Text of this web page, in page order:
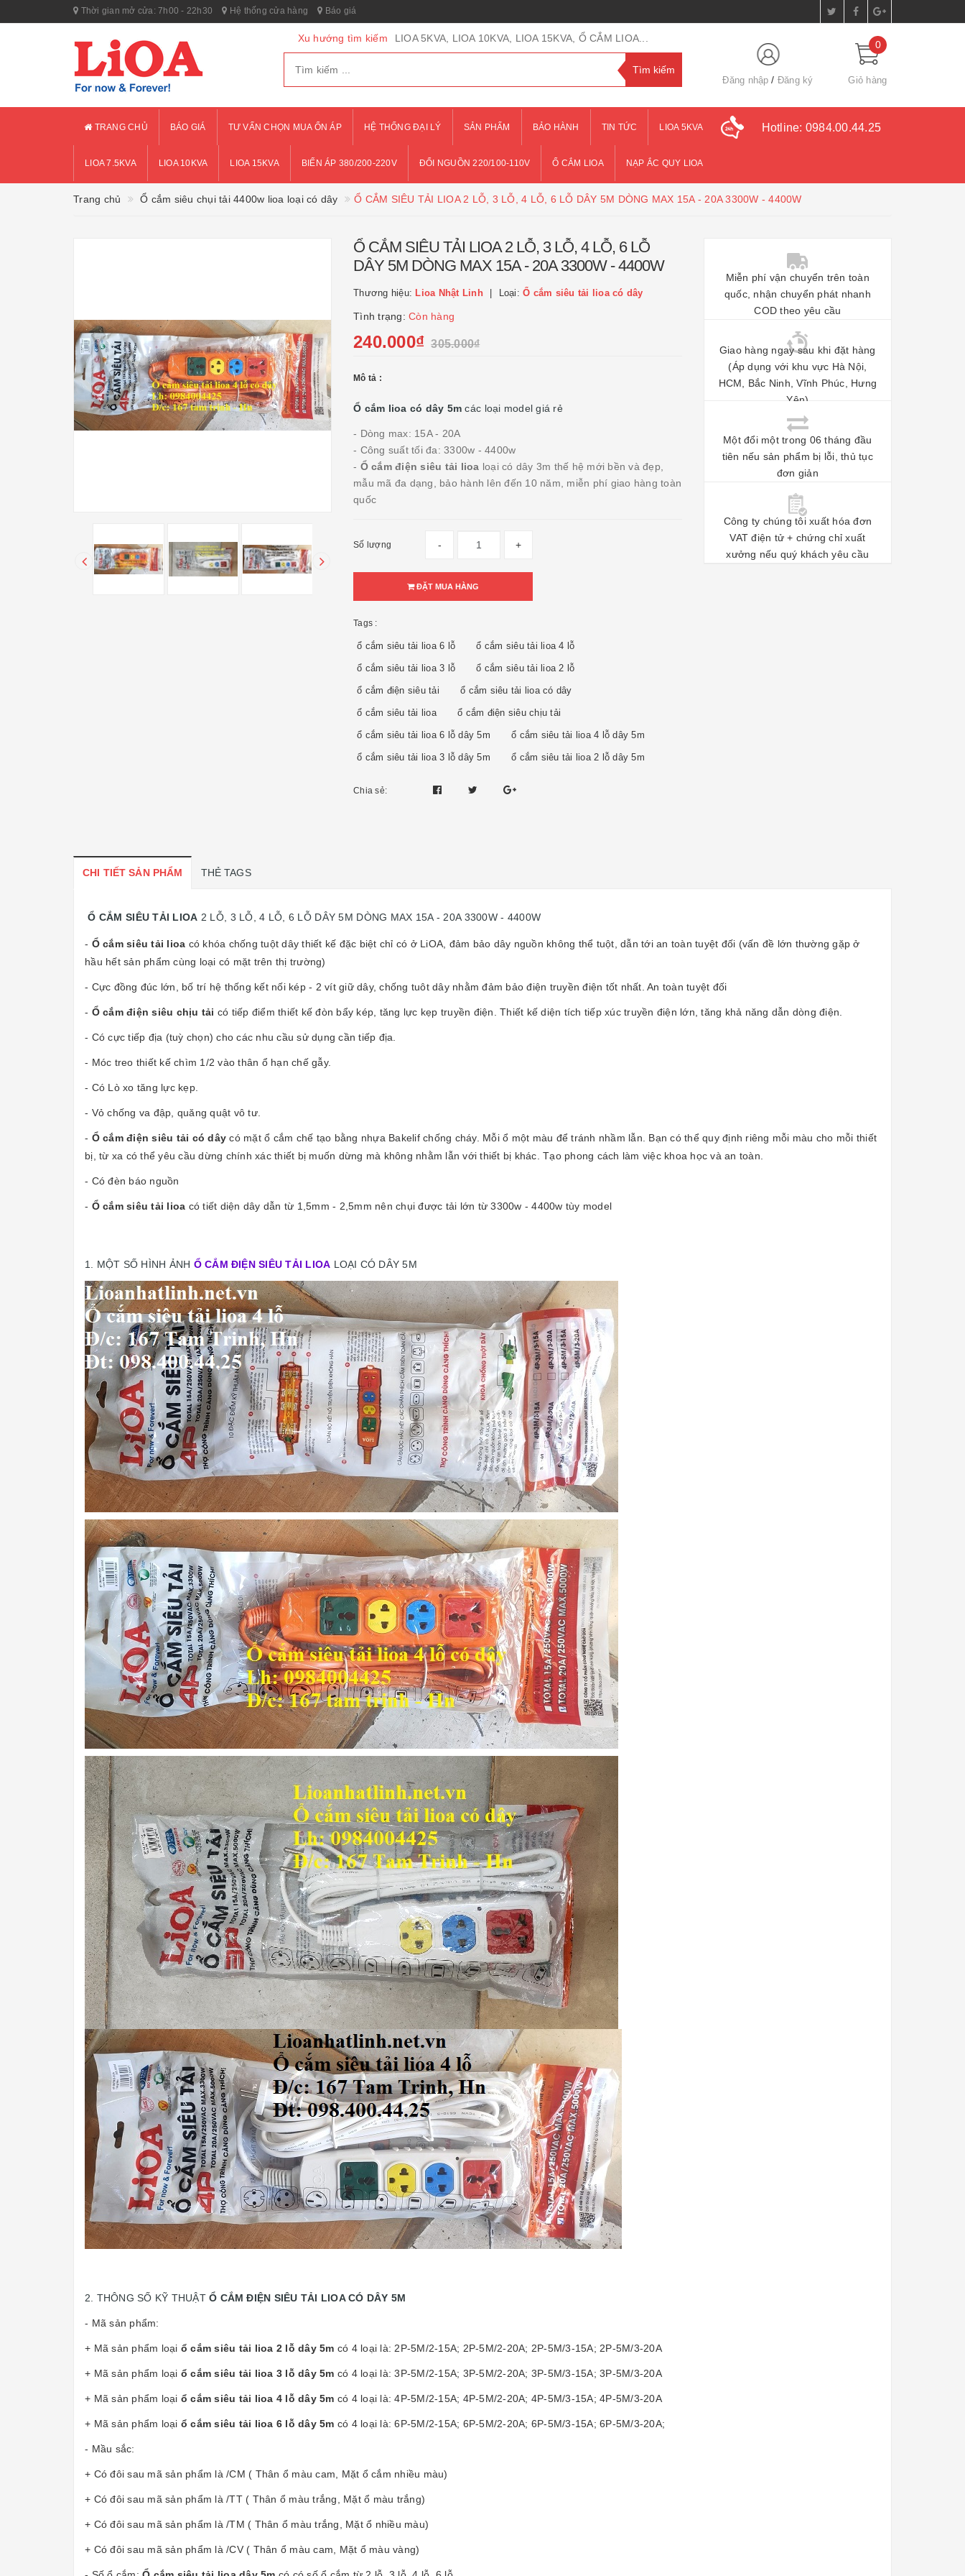
Thời gian mở cửa: 7h00 - 22h30 Hệ thống cửa hàng Báo giá
Xu hướng tìm kiếm LIOA 5KVA, LIOA 10KVA, LIOA 15KVA, Ổ CẮM LIOA...
Đăng nhập Đăng ký
0
Giỏ hàng
TRANG CHỦ BÁO GIÁ TƯ VẤN CHỌN MUA ỔN ÁP HỆ THỐNG ĐẠI LÝ SẢN PHẨM BẢO HÀNH TIN TỨC LIOA 5KVA
LIOA 7.5KVA LIOA 10KVA LIOA 15KVA BIẾN ÁP 380/200-220V ĐỔI NGUỒN 220/100-110V Ổ CẮM LIOA NẠP ẮC QUY LIOA
Hotline: 0984.00.44.25
Trang chủ Ổ cắm siêu chụi tải 4400w lioa loại có dây Ổ CẮM SIÊU TẢI LIOA 2 LỖ, 3 LỖ, 4 LỖ, 6 LỖ DÂY 5M DÒNG MAX 15A - 20A 3300W - 4400W
Ổ CẮM SIÊU TẢI LIOA 2 LỖ, 3 LỖ, 4 LỖ, 6 LỖ
DÂY 5M DÒNG MAX 15A - 20A 3300W - 4400W
Thương hiệu: Lioa Nhật Linh Loại: Ổ cắm siêu tải lioa có dây
Tình trạng: Còn hàng
240.000₫ 305.000₫
Mô tả :
Ổ cắm lioa có dây 5m các loại model giá rẻ
- Dòng max: 15A - 20A
- Công suất tối đa: 3300w - 4400w
- Ổ cắm điện siêu tải lioa loại có dây 3m thế hệ mới bền và đẹp,
mẫu mã đa dạng, bảo hành lên đến 10 năm, miễn phí giao hàng toàn
quốc
Số lượng - +
ĐẶT MUA HÀNG
Tags :
ổ cắm siêu tải lioa 6 lỗ ổ cắm siêu tải lioa 4 lỗ
ổ cắm siêu tải lioa 3 lỗ ổ cắm siêu tải lioa 2 lỗ
ổ cắm điện siêu tải ổ cắm siêu tải lioa có dây
ổ cắm siêu tải lioa ổ cắm điện siêu chịu tải
ổ cắm siêu tải lioa 6 lỗ dây 5m ổ cắm siêu tải lioa 4 lỗ dây 5m
ổ cắm siêu tải lioa 3 lỗ dây 5m ổ cắm siêu tải lioa 2 lỗ dây 5m
Chia sẻ:
Miễn phí vận chuyển trên toàn
quốc, nhận chuyển phát nhanh
COD theo yêu cầu
Giao hàng ngay sau khi đặt hàng
(Áp dụng với khu vực Hà Nội,
HCM, Bắc Ninh, Vĩnh Phúc, Hưng
Yên)
Một đổi một trong 06 tháng đầu
tiên nếu sản phẩm bị lỗi, thủ tục
đơn giản
Công ty chúng tôi xuất hóa đơn
VAT điện tử + chứng chỉ xuất
xưởng nếu quý khách yêu cầu
CHI TIẾT SẢN PHẨM THẺ TAGS
Ổ CẮM SIÊU TẢI LIOA 2 LỖ, 3 LỖ, 4 LỖ, 6 LỖ DÂY 5M DÒNG MAX 15A - 20A 3300W - 4400W
- Ổ cắm siêu tải lioa có khóa chống tuột dây thiết kế đặc biệt chỉ có ở LiOA, đảm bảo dây nguồn không thể tuột, dẫn tới an toàn tuyệt đối (vấn đề lớn thường gặp ở
hầu hết sản phẩm cùng loại có mặt trên thị trường)
- Cực đồng đúc lớn, bố trí hệ thống kết nối kép - 2 vít giữ dây, chống tuôt dây nhằm đảm bảo điện truyền điện tốt nhất. An toàn tuyệt đối
- Ổ cắm điện siêu chịu tải có tiếp điểm thiết kế đòn bẩy kép, tăng lực kẹp truyền điện. Thiết kế diện tích tiếp xúc truyền điện lớn, tăng khả năng dẫn dòng điện.
- Có cực tiếp địa (tuỳ chọn) cho các nhu cầu sử dụng cần tiếp địa.
- Móc treo thiết kế chìm 1/2 vào thân ổ hạn chế gẫy.
- Có Lò xo tăng lực kẹp.
- Vỏ chống va đập, quăng quật vô tư.
- Ổ cắm điện siêu tải có dây có mặt ổ cắm chế tạo bằng nhựa Bakelif chống cháy. Mỗi ổ một màu để tránh nhầm lẫn. Bạn có thể quy định riêng mỗi màu cho mỗi thiết
bị, từ xa có thể yêu cầu dừng chính xác thiết bị muốn dừng mà không nhằm lẫn với thiết bị khác. Tạo phong cách làm việc khoa học và an toàn.
- Có đèn báo nguồn
- Ổ cắm siêu tải lioa có tiết diện dây dẫn từ 1,5mm - 2,5mm nên chụi được tải lớn từ 3300w - 4400w tùy model
1. MỘT SỐ HÌNH ẢNH Ổ CẮM ĐIỆN SIÊU TẢI LIOA LOẠI CÓ DÂY 5M
2. THÔNG SỐ KỸ THUẬTỔ CẮM ĐIỆN SIÊU TẢI LIOA CÓ DÂY 5M
- Mã sản phẩm:
+ Mã sản phẩm loại ổ cắm siêu tải lioa 2 lỗ dây 5m có 4 loại là: 2P-5M/2-15A; 2P-5M/2-20A; 2P-5M/3-15A; 2P-5M/3-20A
+ Mã sản phẩm loại ổ cắm siêu tải lioa 3 lỗ dây 5m có 4 loại là: 3P-5M/2-15A; 3P-5M/2-20A; 3P-5M/3-15A; 3P-5M/3-20A
+ Mã sản phẩm loại ổ cắm siêu tải lioa 4 lỗ dây 5m có 4 loại là: 4P-5M/2-15A; 4P-5M/2-20A; 4P-5M/3-15A; 4P-5M/3-20A
+ Mã sản phẩm loại ổ cắm siêu tải lioa 6 lỗ dây 5m có 4 loại là: 6P-5M/2-15A; 6P-5M/2-20A; 6P-5M/3-15A; 6P-5M/3-20A;
- Mầu sắc:
+ Có đôi sau mã sản phẩm là /CM ( Thân ổ màu cam, Mặt ổ cắm nhiều màu)
+ Có đôi sau mã sản phẩm là /TT ( Thân ổ màu trắng, Mặt ổ màu trắng)
+ Có đôi sau mã sản phẩm là /TM ( Thân ổ màu trắng, Mặt ổ nhiều màu)
+ Có đôi sau mã sản phẩm là /CV ( Thân ổ màu cam, Mặt ổ màu vàng)